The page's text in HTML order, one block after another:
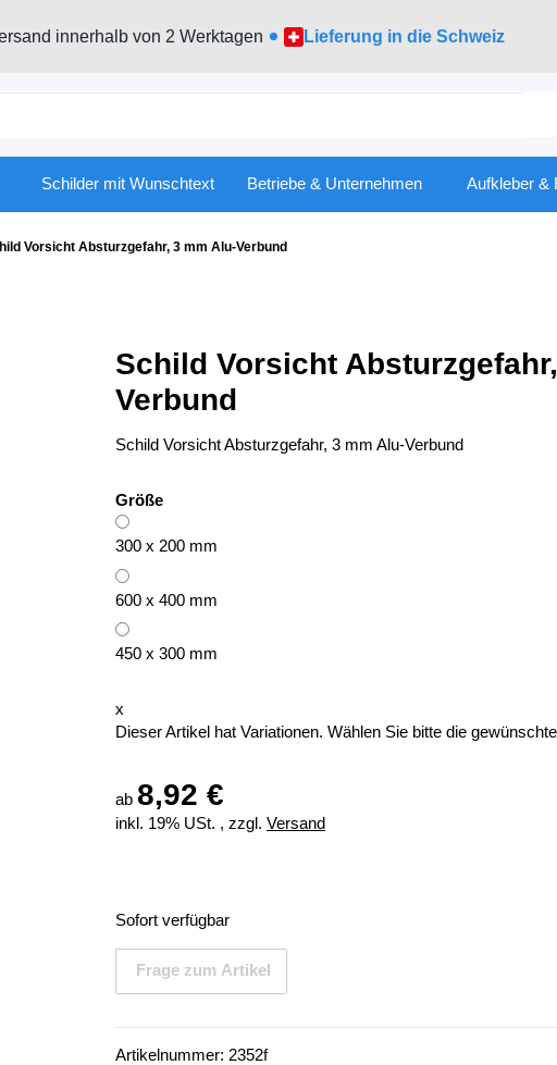
innerhalb von 2 Werktagen Lieferung in die Schweiz
Schilder mit Wunschtext Betriebe & Unternehmen Aufkleber &
Vorsicht Absturzgefahr, 3 mm Alu-Verbund
Schild Vorsicht
Verbund
Schild Vorsicht Absturzgefahr, 3 mm Alu-Verbund
Größe
300 x 200 mm
600 x 400 mm
450 x 300 mm
x
Dieser Artikel hat Variationen. Wählen Sie bitte die
ab 8,92 €
inkl. 19% USt. , zzgl. Versand
Sofort verfügbar
Frage zum Artikel
Artikelnummer: 2352f